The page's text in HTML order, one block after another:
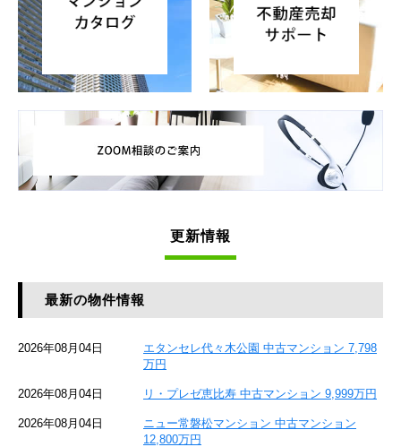
更新情報
最新の物件情報
2026年08月04日
エタンセレ代々木公園 中古マンション 7,798
万円
2026年08月04日 リ・プレゼ恵比寿 中古マンション 9,999万円
2026年08月04日
ニュー常磐松マンション 中古マンション
12,800万円